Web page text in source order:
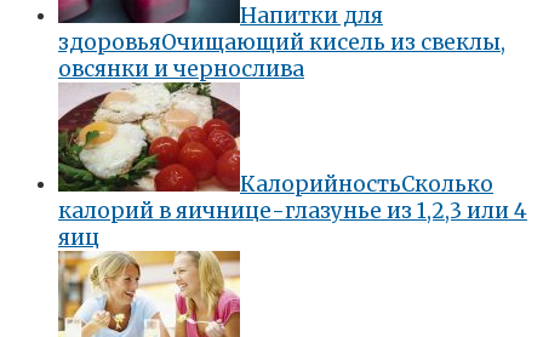
Напитки для
здоровьяОчищающий кисель из свеклы,
овсянки и чернослива
КалорийностьСколько
калорий в яичнице-глазунье из 1,2,3 или 4
яиц